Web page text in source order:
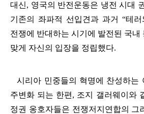
대신, 영국의 반전운동은 냉전 시대
기존의 좌파적 선입견과 과거 “테러
전쟁에 반대하는 시기에 발전된 국내
맞게 자신의 입장을 정립했다.
시리아 민중들의 혁명에 찬성하는
주변화 되는 한편 , 조지 갤러웨이와
정권 옹호자들은 전쟁저지연합의 그